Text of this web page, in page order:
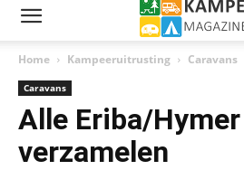
Home Kampeeruitrusting Caravans
Caravans
Alle Eriba/Hymer
verzamelen